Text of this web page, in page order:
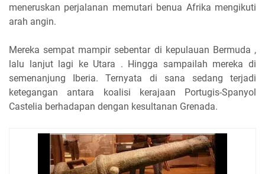
meneruskan perjalanan memutari benua Afrika mengikuti
arah angin.
Mereka sempat mampir sebentar di kepulauan Bermuda ,
lalu lanjut lagi ke Utara . Hingga sampailah mereka di
semenanjung Iberia. Ternyata di sana sedang terjadi
ketegangan antara koalisi kerajaan Portugis-Spanyol
Castelia berhadapan dengan kesultanan Grenada.